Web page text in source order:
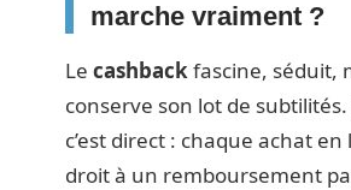
marche vraiment ?
Le cashbackfascine, séduit,
conserve son lot de
c’est direct : chaque achat
droit à un remboursement